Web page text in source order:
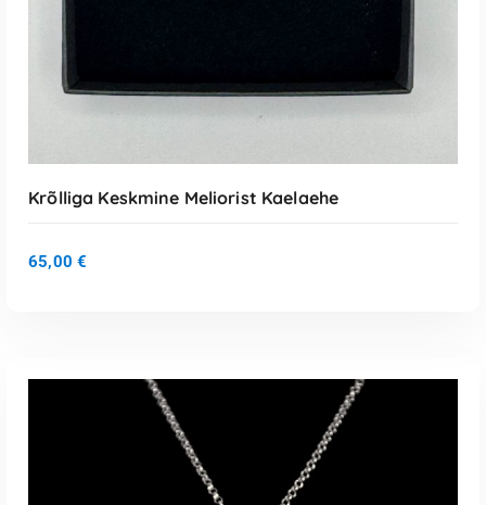
Krõlliga Keskmine Meliorist Kaelaehe
65,00 €